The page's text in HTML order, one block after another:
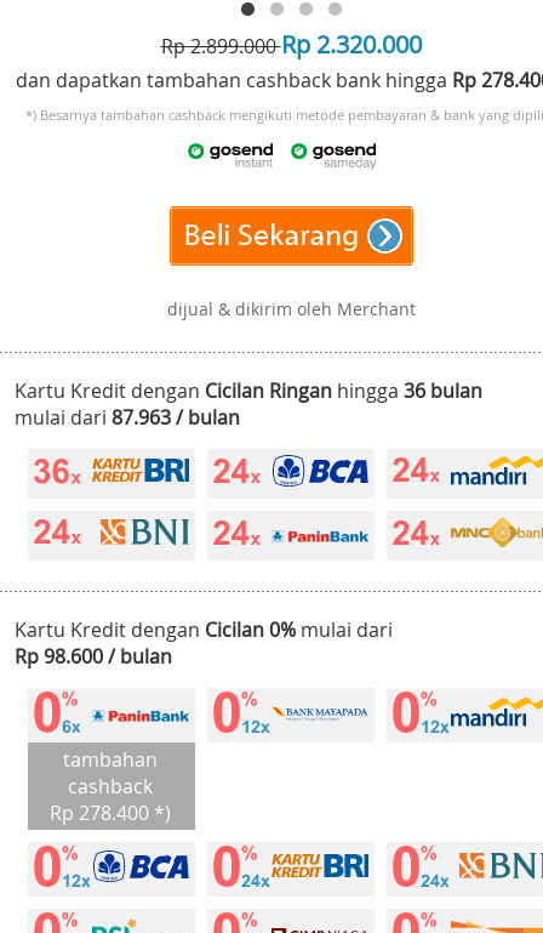
Rp 2.899.000Rp 2.320.000
dan dapatkan tambahan cashback bank hingga Rp
*) Besarnya tambahan cashback mengikuti metode pembayaran & bank yang
dijual & dikirim oleh Merchant
Kartu Kredit dengan Cicilan Ringan hingga 36 bulan
mulai dari 87.963 / bulan
Kartu Kredit dengan Cicilan 0% mulai dari
Rp 98.600 / bulan
tambahan
cashback
Rp 278.400 *)